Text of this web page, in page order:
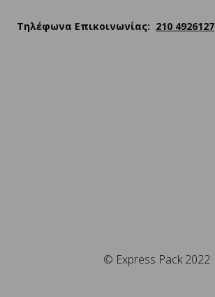
Τηλέφωνα Επικοινωνίας: 210 4926127
© Express Pack 2022